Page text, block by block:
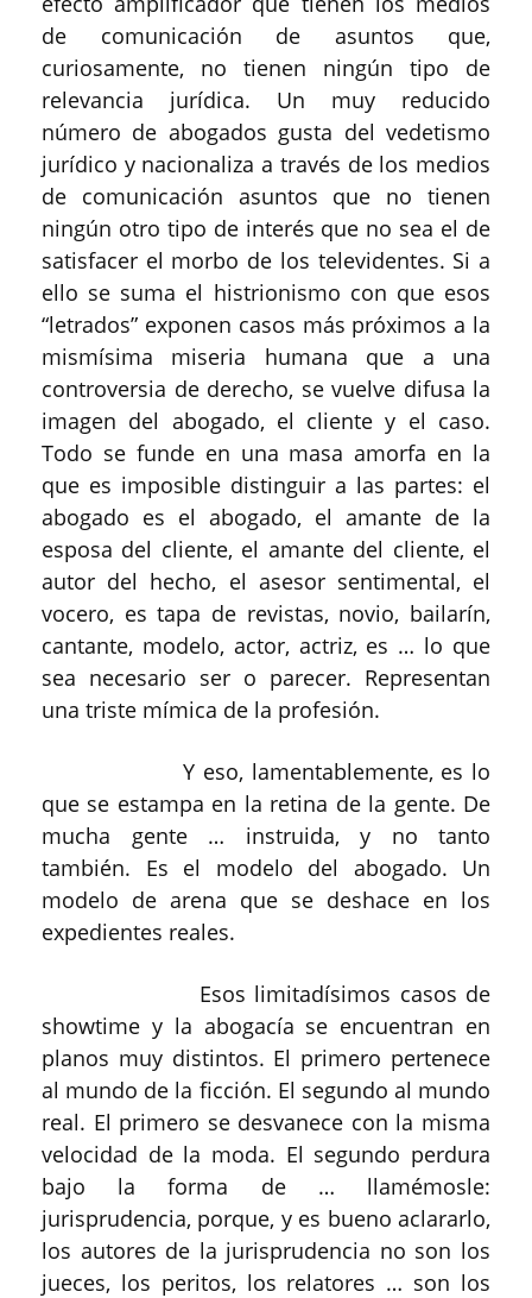
de comunicación de asuntos que,
curiosamente, no tienen ningún tipo de
relevancia jurídica. Un muy reducido
número de abogados gusta del vedetismo
jurídico y nacionaliza a través de los medios
de comunicación asuntos que no tienen
ningún otro tipo de interés que no sea el de
satisfacer el morbo de los televidentes. Si a
ello se suma el histrionismo con que esos
“letrados” exponen casos más próximos a la
mismísima miseria humana que a una
controversia de derecho, se vuelve difusa la
imagen del abogado, el cliente y el caso.
Todo se funde en una masa amorfa en la
que es imposible distinguir a las partes: el
abogado es el abogado, el amante de la
esposa del cliente, el amante del cliente, el
autor del hecho, el asesor sentimental, el
vocero, es tapa de revistas, novio, bailarín,
cantante, modelo, actor, actriz, es … lo que
sea necesario ser o parecer. Representan
una triste mímica de la profesión.
Y eso, lamentablemente, es lo
que se estampa en la retina de la gente. De
mucha gente … instruida, y no tanto
también. Es el modelo del abogado. Un
modelo de arena que se deshace en los
expedientes reales.
Esos limitadísimos casos de
showtime y la abogacía se encuentran en
planos muy distintos. El primero pertenece
al mundo de la ficción. El segundo al mundo
real. El primero se desvanece con la misma
velocidad de la moda. El segundo perdura
bajo la forma de … llamémosle:
jurisprudencia, porque, y es bueno aclararlo,
los autores de la jurisprudencia no son los
jueces, los peritos, los relatores … son los